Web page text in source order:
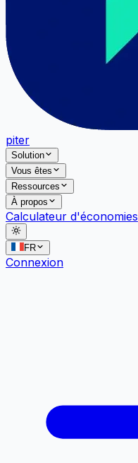
piter
Solution
Vous êtes
Ressources
À propos
Calculateur d'économies
FR
Connexion